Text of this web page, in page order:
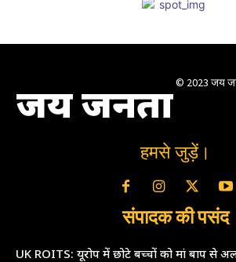
जय जनता © 2023 जय
हमसे जुड़ें।
संपादक की पसंद
UK ROITS: यूरोप में छोटे बच्चों को मां बाप से